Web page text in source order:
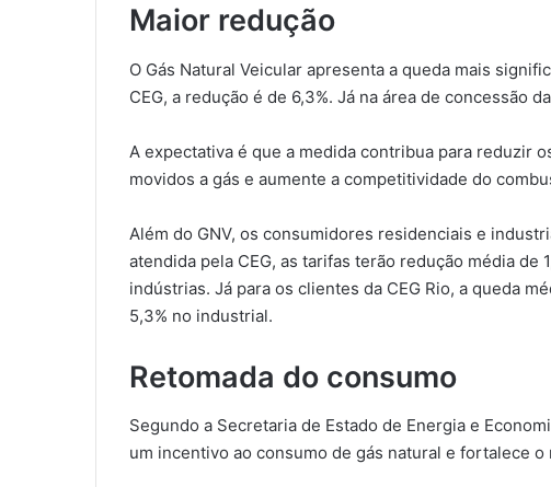
Maior redução
O Gás Natural Veicular apresenta a queda mais
CEG, a redução é de 6,3%. Já na área de concessão
A expectativa é que a medida contribua para reduzir
movidos a gás e aumente a competitividade do
Além do GNV, os consumidores residenciais e
atendida pela CEG, as tarifas terão redução média de
indústrias. Já para os clientes da CEG Rio, a queda
5,3% no industrial.
Retomada do consumo
Segundo a Secretaria de Estado de Energia e
um incentivo ao consumo de gás natural e fortalece o